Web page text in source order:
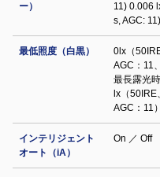
ー）
11) 0.006
s, AGC:
最低照度（白黒）
0lx（
AGC：11
最長露光
lx（50IRE
AGC：11
インテリジェント
オート（iA）
On ／ Off